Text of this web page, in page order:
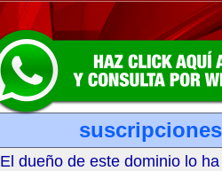
El dueño de este dominio lo